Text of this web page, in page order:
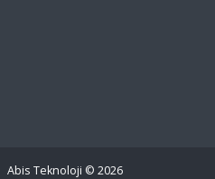
Abis Teknoloji © 2026